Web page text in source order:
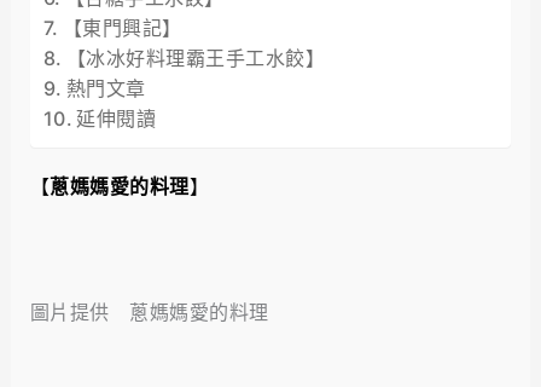
【東門興記】
【冰冰好料理霸王手工水餃】
熱門文章
延伸閱讀
【蔥媽媽愛的料理】
圖片提供 蔥媽媽愛的料理